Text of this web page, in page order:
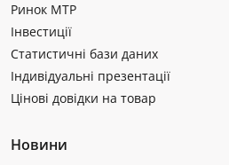
Ринок МТР
Інвестиції
Статистичні бази даних
Індивідуальні презентації
Цінові довідки на товар
Новини